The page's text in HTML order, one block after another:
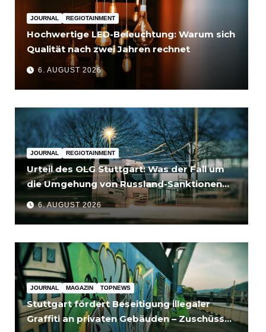
JOURNAL REGIOTAINMENT
Hochwertige LED-Beleuchtung: Warum sich
Qualität nach zwei Jahren rechnet
6. AUGUST 2026
JOURNAL REGIOTAINMENT
Urteil des OLG Stuttgart: Was der Fall um
die Umgehung von Russland-Sanktionen
für Unternehmen bedeutet
6. AUGUST 2026
JOURNAL MAGAZIN TOPNEWS
Stuttgart fördert Beseitigung illegaler
Graffiti an privaten Gebäuden – Zuschüsse